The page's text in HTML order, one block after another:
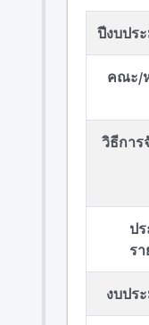
ปีงบปร
คณะ/
วิธีการ
ป
ร
งบปร